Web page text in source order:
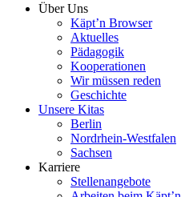
Über Uns
Käpt’n Browser
Aktuelles
Pädagogik
Kooperationen
Wir müssen reden
Geschichte
Unsere Kitas
Berlin
Nordrhein-Westfalen
Sachsen
Karriere
Stellenangebote